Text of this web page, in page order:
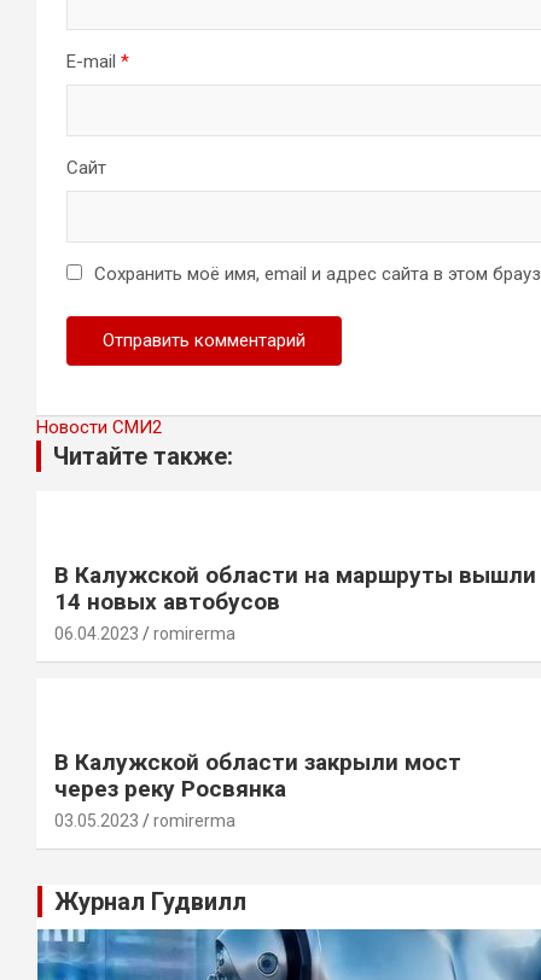
E-mail *
Сайт
Сохранить моё имя, email и адрес сайта в этом
Новости СМИ2
Читайте также:
В Калужской области на маршруты вышли
14 новых автобусов
06.04.2023 romirerma
В Калужской области закрыли мост
через реку Росвянка
03.05.2023 romirerma
Журнал Гудвилл